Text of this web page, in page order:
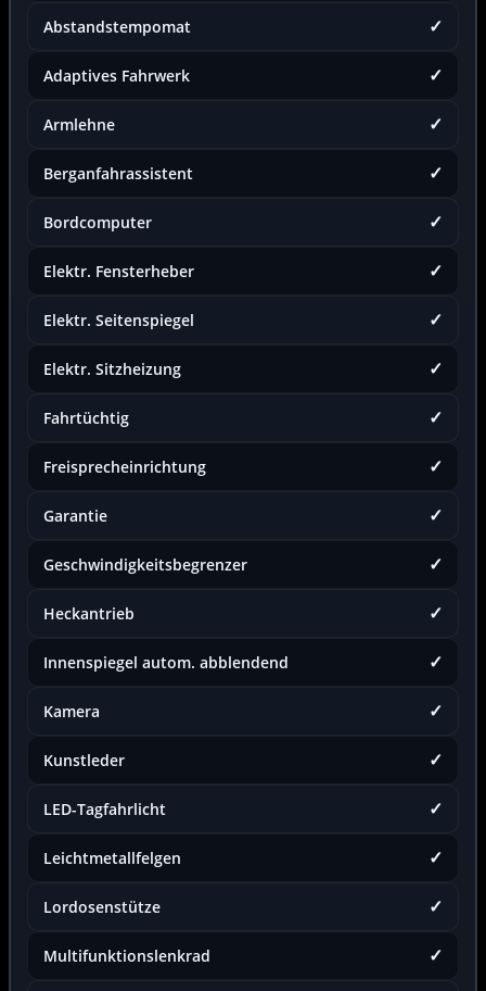
✓
Abstandstempomat
✓
Adaptives Fahrwerk
✓
Armlehne
✓
Berganfahrassistent
✓
Bordcomputer
✓
Elektr. Fensterheber
✓
Elektr. Seitenspiegel
✓
Elektr. Sitzheizung
✓
Fahrtüchtig
✓
Freisprecheinrichtung
✓
Garantie
✓
Geschwindigkeitsbegrenzer
✓
Heckantrieb
✓
Innenspiegel autom. abblendend
✓
Kamera
✓
Kunstleder
✓
LED-Tagfahrlicht
✓
Leichtmetallfelgen
✓
Lordosenstütze
✓
Multifunktionslenkrad